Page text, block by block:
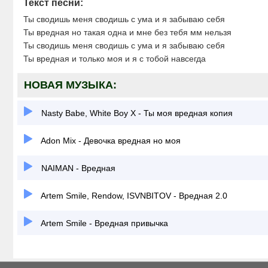
Текст песни:
Ты сводишь меня сводишь с ума и я забываю себя
Ты вредная но такая одна и мне без тебя мм нельзя
Ты сводишь меня сводишь с ума и я забываю себя
Ты вредная и только моя и я с тобой навсегда
НОВАЯ МУЗЫКА:
Nasty Babe, White Boy X - Ты моя вредная копия
Adon Mix - Девочка вредная но моя
NAIMAN - Вредная
Artem Smile, Rendow, ISVNBITOV - Вредная 2.0
Artem Smile - Вредная привычка